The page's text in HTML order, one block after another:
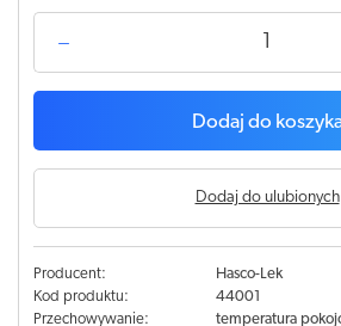
Dodaj do
Dodaj do ulubionych
Producent:
Hasco-Lek
Kod produktu:
44001
Przechowywanie:
temperatura